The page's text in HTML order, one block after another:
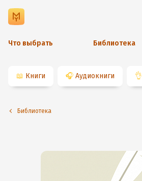
Что выбрать Библиотека
📖 Книги 🎧 Аудиокниги 👌
Библиотека